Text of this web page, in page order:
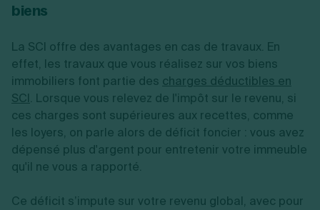
biens
La SCI offre des avantages en cas de travaux. En
effet, les travaux que vous réalisez sur vos biens
immobiliers font partie des charges déductibles en
SCI. Lorsque vous relevez de l'impôt sur le revenu, si
ces charges sont supérieures aux recettes, comme
les loyers, on parle alors de déficit foncier : vous avez
dépensé plus d'argent pour entretenir votre immeuble
qu'il ne vous a rapporté.
Ce déficit s’impute sur votre revenu global, avec pour